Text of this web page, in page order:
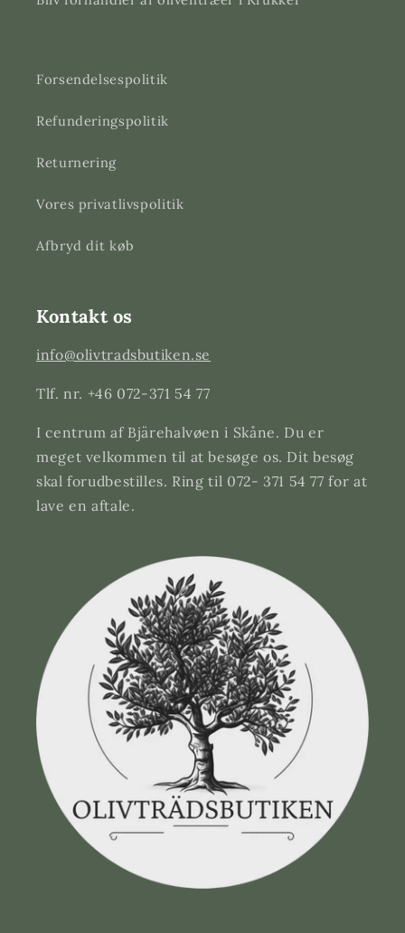
Forsendelsespolitik
Refunderingspolitik
Returnering
Vores privatlivspolitik
Afbryd dit køb
Kontakt os
info@olivtradsbutiken.se
Tlf. nr. +46 072-371 54 77
I centrum af Bjärehalvøen i Skåne. Du er
meget velkommen til at besøge os. Dit besøg
skal forudbestilles. Ring til 072- 371 54 77 for at
lave en aftale.